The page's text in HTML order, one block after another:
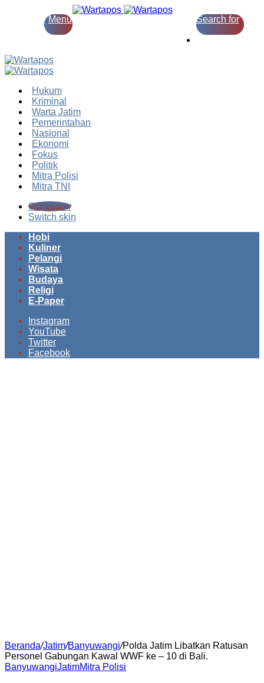
Menu Search for
Hukum
Kriminal
Warta Jatim
Pemerintahan
Nasional
Ekonomi
Fokus
Politik
Mitra Polisi
Mitra TNI
Search for
Switch skin
Hobi
Kuliner
Pelangi
Wisata
Budaya
Religi
E-Paper
Instagram
YouTube
Twitter
Facebook
Beranda/Jatim/Banyuwangi/Polda Jatim Libatkan Ratusan
Personel Gabungan Kawal WWF ke – 10 di Bali.
BanyuwangiJatimMitra Polisi